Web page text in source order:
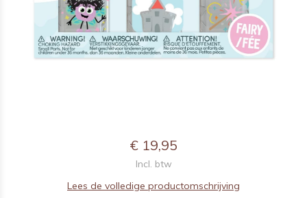
€ 19,95
Incl. btw
Lees de volledige productomschrijving